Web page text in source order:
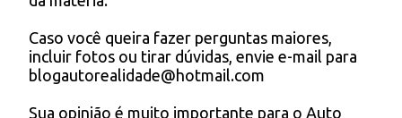
o
s
s
a
r
u
Caso você queira fazer perguntas maiores,
incluir fotos ou tirar dúvidas, envie e-mail para
blogautorealidade@hotmail.com
Sua opinião é muito importante para o Auto